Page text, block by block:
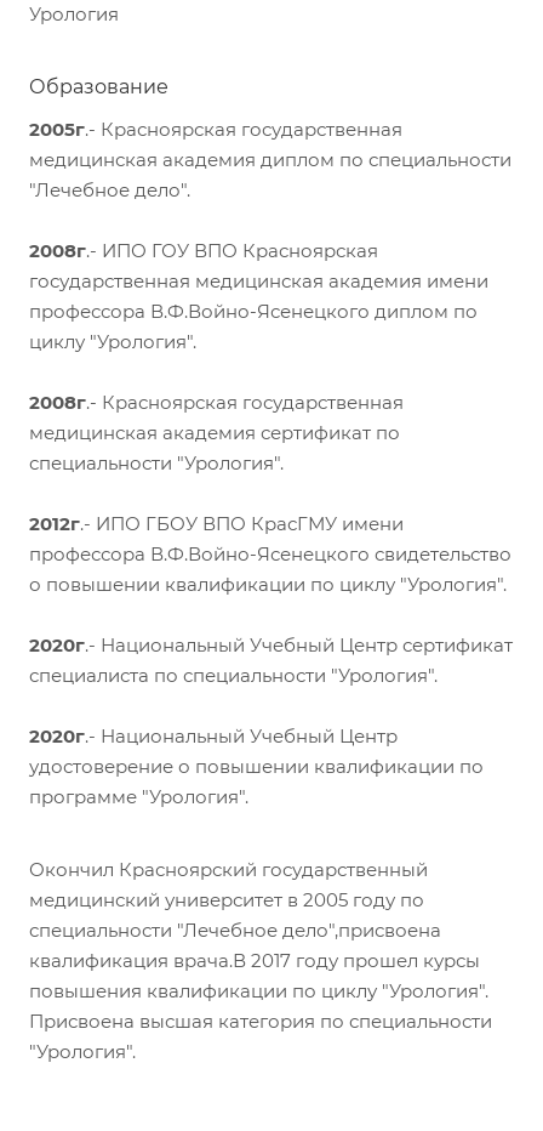
Урология
Образование
2005г.- Красноярская государственная
медицинская академия диплом по специальности
"Лечебное дело".
2008г.- ИПО ГОУ ВПО Красноярская
государственная медицинская академия имени
профессора В.Ф.Войно-Ясенецкого диплом по
циклу "Урология".
2008г.- Красноярская государственная
медицинская академия сертификат по
специальности "Урология".
2012г.- ИПО ГБОУ ВПО КрасГМУ имени
профессора В.Ф.Войно-Ясенецкого свидетельство
о повышении квалификации по циклу "Урология".
2020г.- Национальный Учебный Центр сертификат
специалиста по специальности "Урология".
2020г.- Национальный Учебный Центр
удостоверение о повышении квалификации по
программе "Урология".
Окончил Красноярский государственный
медицинский университет в 2005 году по
специальности "Лечебное дело",присвоена
квалификация врача.В 2017 году прошел курсы
повышения квалификации по циклу "Урология".
Присвоена высшая категория по специальности
"Урология".